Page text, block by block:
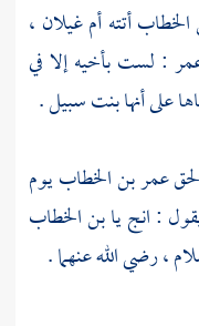
الخطابأتتهأم غيلان ،
: لست بأخيه إلا في
على أنها بنت سبيل .
لحقعمر بن الخطابيوم
: انج يابن الخطاب
، رضي الله عنهما .